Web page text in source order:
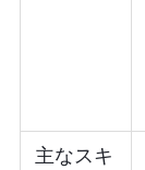
主なスキ